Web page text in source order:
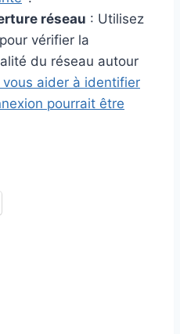
réseau : Utilisez
vérifier la
du réseau autour
vous aider à identifier
pourrait être